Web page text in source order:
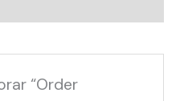
“Order